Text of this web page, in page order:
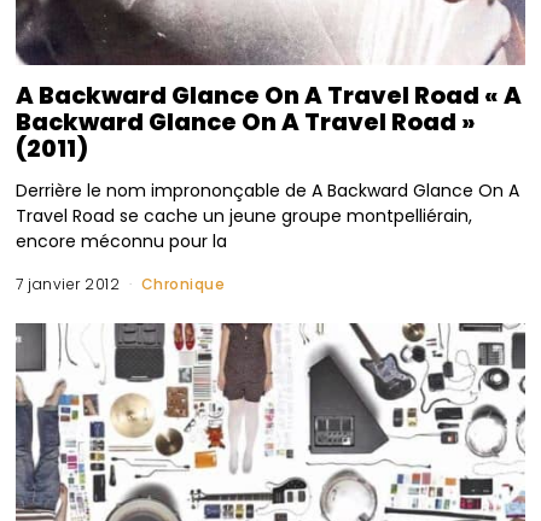
A Backward Glance On A Travel Road « A
Backward Glance On A Travel Road »
(2011)
Derrière le nom imprononçable de A Backward Glance On A
Travel Road se cache un jeune groupe montpelliérain,
encore méconnu pour la
7 janvier 2012 Chronique